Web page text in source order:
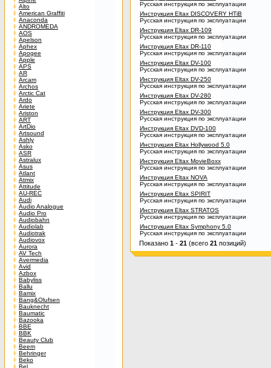
Alto
American Graffiti
Anaconda
ANDROMEDA
AOS
Apelson
Aphex
Apogee
Apple
APS
AR
Arcam
Archos
Arctic Cat
Ardo
Ariete
Ariston
ART
ArtDio
Artsound
Ashly
Asko
ASR
Astralux
Asus
Atlant
Atmix
Attitude
AU-REC
Audi
Audio Analogue
Audio Pro
Audiobahn
Audiolab
Audiotrak
Audiovox
Aurora
AV Tech
Avermedia
Avid
Azbox
Babyliss
Ballu
Bamix
Bang&Olufsen
Bauknecht
Baumatic
Bazooka
BBE
BBK
Beauty Club
Beem
Behringer
Beko
Bel
Русская инструкция по эксплуатации
Инструкция Eltax DISCOVERY HTiB
Русская инструкция по эксплуатации
Инструкция Eltax DR-109
Русская инструкция по эксплуатации
Инструкция Eltax DR-110
Русская инструкция по эксплуатации
Инструкция Eltax DV-100
Русская инструкция по эксплуатации
Инструкция Eltax DV-250
Русская инструкция по эксплуатации
Инструкция Eltax DV-280
Русская инструкция по эксплуатации
Инструкция Eltax DV-300
Русская инструкция по эксплуатации
Инструкция Eltax DVD-100
Русская инструкция по эксплуатации
Инструкция Eltax Hollywood 5.0
Русская инструкция по эксплуатации
Инструкция Eltax MovieBoxx
Русская инструкция по эксплуатации
Инструкция Eltax NOVA
Русская инструкция по эксплуатации
Инструкция Eltax SPIRIT
Русская инструкция по эксплуатации
Инструкция Eltax STRATOS
Русская инструкция по эксплуатации
Инструкция Eltax Symphony 5.0
Русская инструкция по эксплуатации
Показано 1 - 21 (всего 21 позиций)